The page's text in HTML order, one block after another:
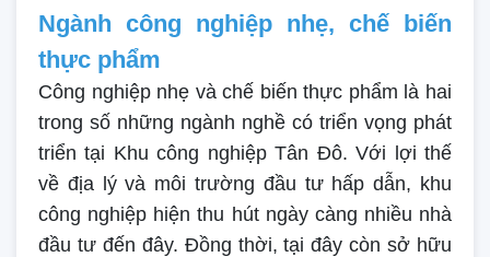
Ngành công nghiệp nhẹ, chế biến
thực phẩm
Công nghiệp nhẹ và chế biến thực phẩm là hai
trong số những ngành nghề có triển vọng phát
triển tại Khu công nghiệp Tân Đô. Với lợi thế
về địa lý và môi trường đầu tư hấp dẫn, khu
công nghiệp hiện thu hút ngày càng nhiều nhà
đầu tư đến đây. Đồng thời, tại đây còn sở hữu